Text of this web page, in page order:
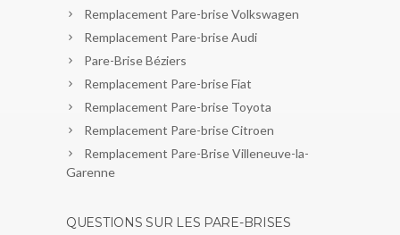
Remplacement Pare-brise Volkswagen
Remplacement Pare-brise Audi
Pare-Brise Béziers
Remplacement Pare-brise Fiat
Remplacement Pare-brise Toyota
Remplacement Pare-brise Citroen
Remplacement Pare-Brise Villeneuve-la-
Garenne
QUESTIONS SUR LES PARE-BRISES